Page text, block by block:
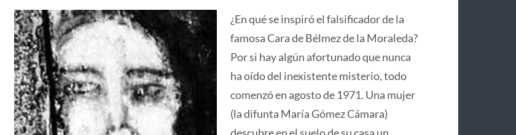
¿En qué se inspiró el falsificador de la
famosa Cara de Bélmez de la Moraleda?
Por si hay algún afortunado que nunca
ha oído del inexistente misterio, todo
comenzó en agosto de 1971. Una mujer
(la difunta María Gómez Cámara)